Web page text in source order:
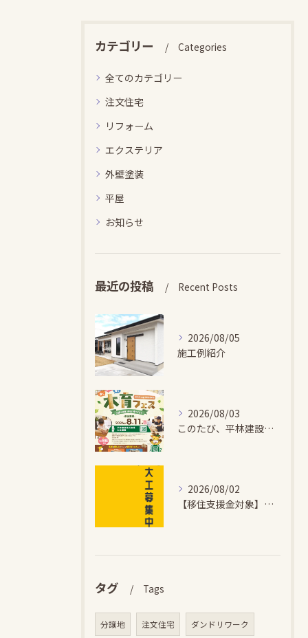
カテゴリー Categories
全てのカテゴリー
注文住宅
リフォーム
エクステリア
外壁塗装
平屋
お知らせ
最近の投稿 Recent Posts
2026/08/05
施工例紹介
2026/08/03
このたび、平林建設では、お子さまが木とふれあい・木について学...
2026/08/02
【移住支援金対象】【未経験歓迎】大多喜町で「見えないところも...
タグ Tags
分譲地 注文住宅 ダンドリワーク